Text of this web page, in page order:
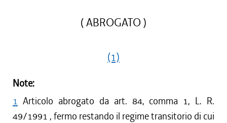
( ABROGATO )
(1)
Note:
1 Articolo abrogato da art. 84, comma 1, L. R.
49/1991 , fermo restando il regime transitorio di cui